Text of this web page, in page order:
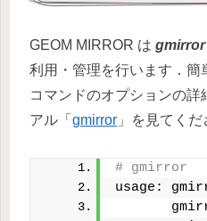
GEOM MIRROR は gmirror
利用・管理を行います．簡
コマンドのオプションの詳
アル「 gmirror 」を見てくだ
# gmirror
usage: